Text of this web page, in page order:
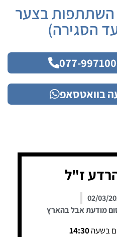
השתתפות בצער
הסגירה)
בוואטסאפ
ז"ל
02/03/
מודעת אבל בהארץ
בשעה14:30